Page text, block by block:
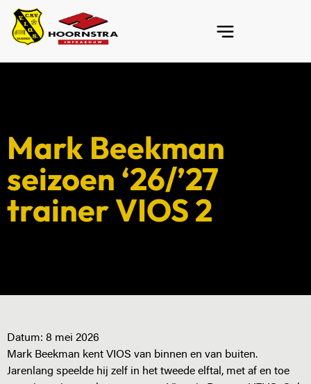
Mark Beekman
seizoen ‘26/’27
trainer VIOS 2
Datum: 8 mei 2026
Mark Beekman kent VIOS van binnen en van buiten.
Jarenlang speelde hij zelf in het tweede elftal, met af en toe